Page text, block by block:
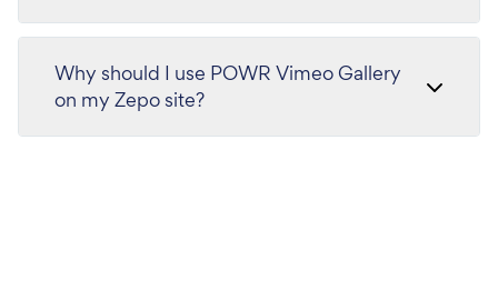
Why should I use POWR Vimeo Gallery
on my Zepo site?